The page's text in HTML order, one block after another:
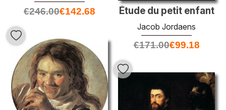
Étude du petit enfant
Jacob Jordaens
€171.00€99.18
€246.00€142.68